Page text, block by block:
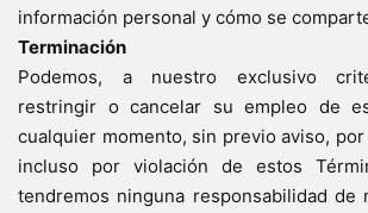
información personal y cómo se
Terminación
Podemos, a nuestro exclusivo
restringir o cancelar su empleo de
cualquier momento, sin previo aviso,
incluso por violación de estos
tendremos ninguna responsabilidad de